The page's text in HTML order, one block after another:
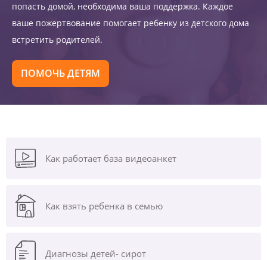
попасть домой, необходима ваша поддержка. Каждое
ваше пожертвование помогает ребенку из детского дома
встретить родителей.
ПОМОЧЬ ДЕТЯМ
Как работает база видеоанкет
Как взять ребенка в семью
Диагнозы детей- сирот